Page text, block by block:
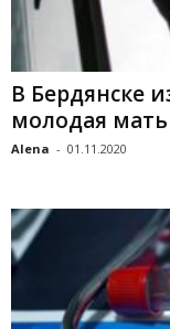
В Бердянске
молодая мать
Alena - 01.11.2020